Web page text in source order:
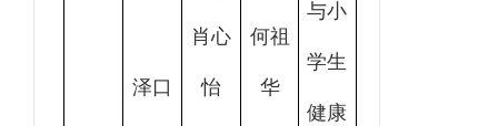
泽口
肖心
怡
何祖
华
与小
学生
健康